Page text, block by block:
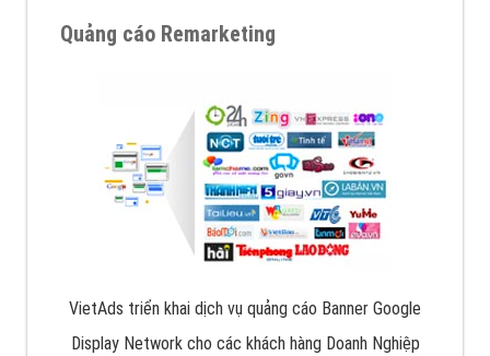
Quảng cáo Remarketing
VietAds triển khai dịch vụ quảng cáo Banner Google
Display Network cho các khách hàng Doanh Nghiệp